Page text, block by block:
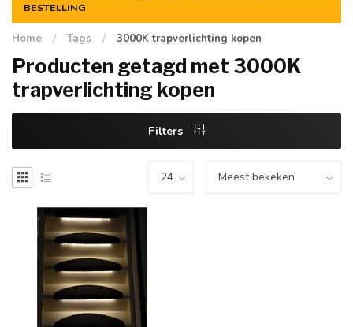
BESTELLING
Home / Tags / 3000K trapverlichting kopen
Producten getagd met 3000K
trapverlichting kopen
Filters